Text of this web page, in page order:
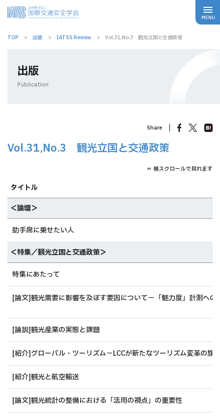
TOP 出版 IATSS Review Vol.31,No.3 観光立国と交通政策
出版
Publication
Share
Vol.31,No.3 観光立国と交通政策
⇔ 横スクロールで見れます
タイトル
＜論壇＞
助手席に乗せたい人
＜特集／観光立国と交通政策＞
特集にあたって
[論文]観光需要に影響を及ぼす要因について－「魅力度」計測への
[論説]観光産業の実態と課題
[紹介]グローバル・ツーリズム－LCCが新たなツーリズム変革の旗
[紹介]観光と航空輸送
[論文]観光統計の整備における「活用の視点」の重要性